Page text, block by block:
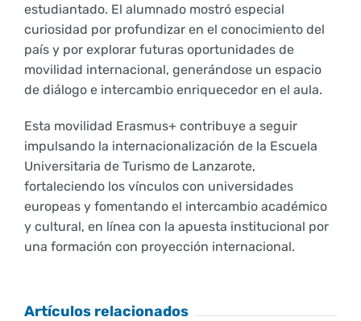
estudiantado. El alumnado mostró especial
curiosidad por profundizar en el conocimiento del
país y por explorar futuras oportunidades de
movilidad internacional, generándose un espacio
de diálogo e intercambio enriquecedor en el aula.
Esta movilidad Erasmus+ contribuye a seguir
impulsando la internacionalización de la Escuela
Universitaria de Turismo de Lanzarote,
fortaleciendo los vínculos con universidades
europeas y fomentando el intercambio académico
y cultural, en línea con la apuesta institucional por
una formación con proyección internacional.
Artículos relacionados